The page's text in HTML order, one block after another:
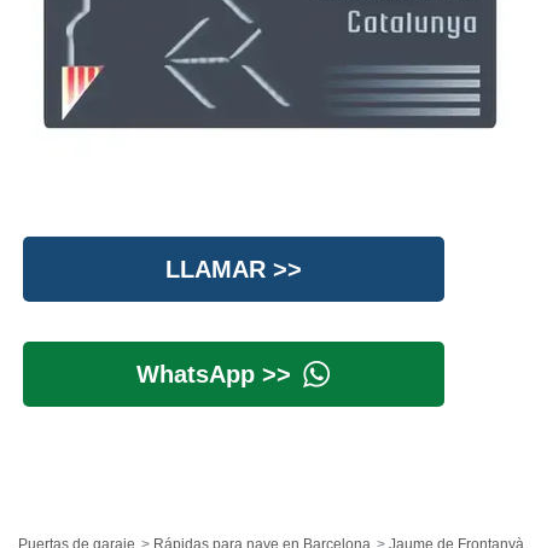
LLAMAR >>
WhatsApp >>
Puertas de garaje Rápidas para nave en Barcelona Jaume de Frontanyà